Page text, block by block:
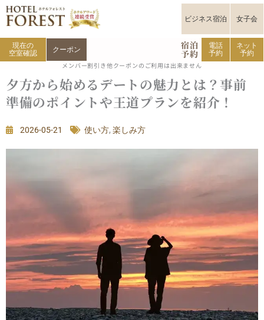
内
容
プ
ビジネス宿泊 女子会
現在の
空室確認
クーポン 宿泊
予約
電話
予約
ネット
予約
メンバー割引き他クーポンのご利用は出来ません
夕方から始めるデートの魅力とは？事前
準備のポイントや王道プランを紹介！
2026-05-21 使い方, 楽しみ方